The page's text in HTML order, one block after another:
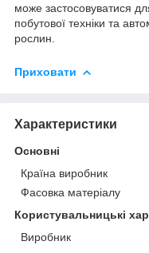
може застосовуватися
побутової техніки та
рослин.
Приховати
Характеристики
Основні
Країна виробник
Фасовка матеріалу
Користувальницькі
Виробник